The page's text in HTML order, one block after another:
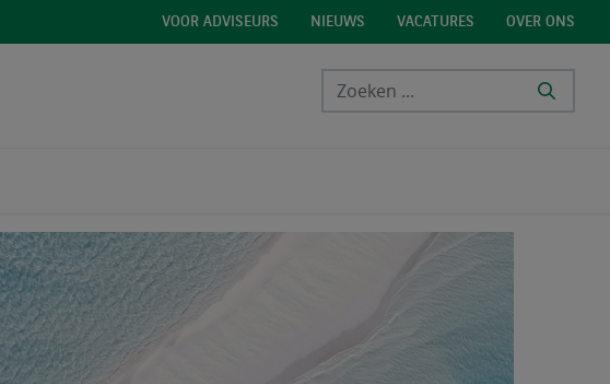
VOOR ADVISEURS NIEUWS VACATURES OVER ONS